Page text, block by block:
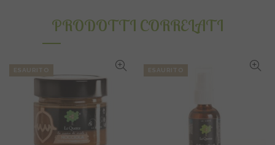
PRODOTTI CORRELATI
ESAURITO ESAURITO